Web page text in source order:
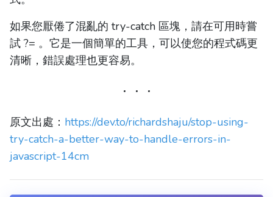
如果您厭倦了混亂的 try-catch 區塊，請在可用時嘗
試 ?= 。它是一個簡單的工具，可以使您的程式碼更
清晰，錯誤處理也更容易。
原文出處： https://dev.to/richardshaju/stop-using-
try-catch-a-better-way-to-handle-errors-in-
javascript-14cm